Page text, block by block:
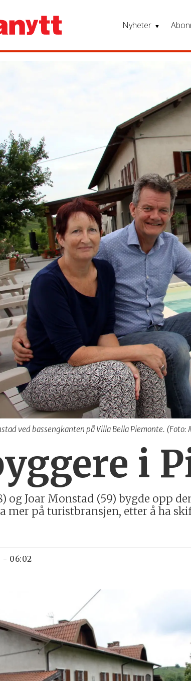
Nyheter
ved bassengkanten på Villa Bella Piemonte.
i
og Joar Monstad (59) bygde opp
mer på turistbransjen, etter å ha
- 06:02